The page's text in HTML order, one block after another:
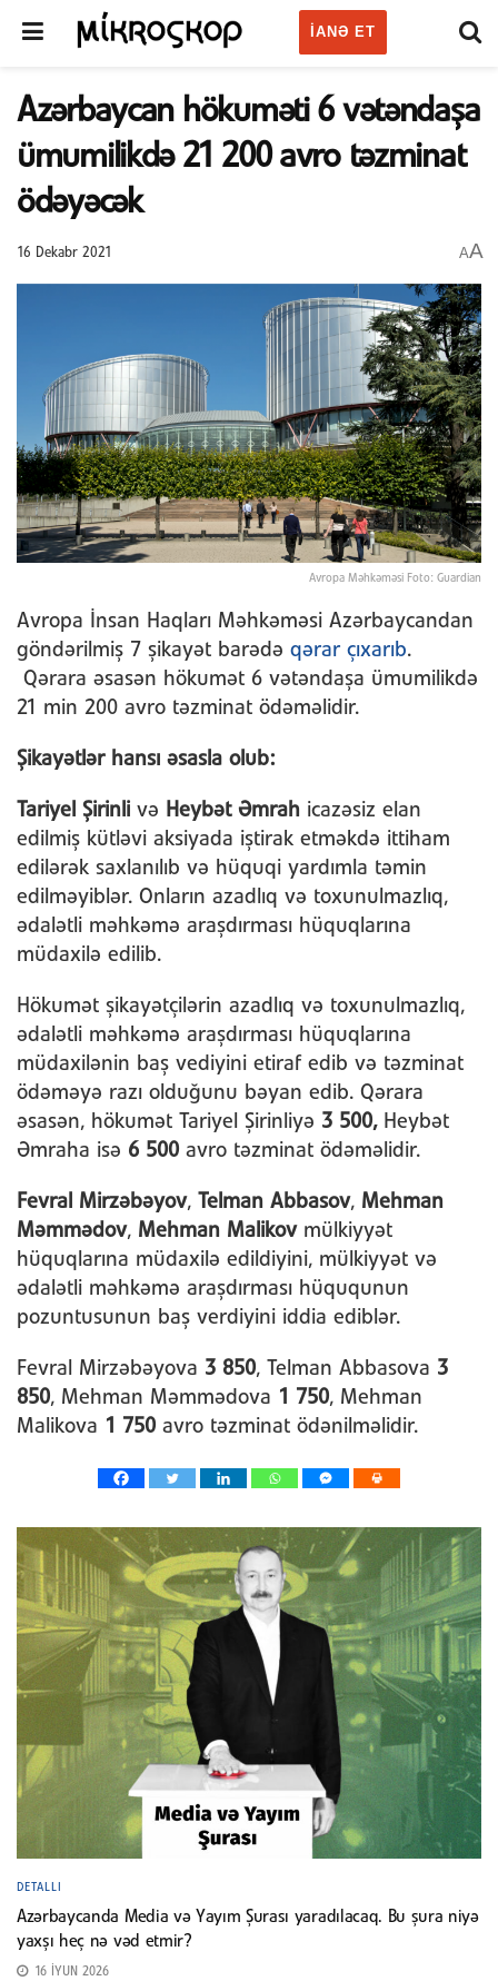
IANƏ ET
Azərbaycan hökuməti 6 vətəndaşa
ümumilikdə 21 200 avro təzminat
ödəyəcək
16 Dekabr 2021 AA
Avropa Məhkəməsi Foto: Guardian
Avropa İnsan Haqları Məhkəməsi Azərbaycandan
göndərilmiş 7 şikayət barədə qərar çıxarıb.
Qərara əsasən hökumət 6 vətəndaşa ümumilikdə
21 min 200 avro təzminat ödəməlidir.
Şikayətlər hansı əsasla olub:
Tariyel Şirinli və Heybət Əmrah icazəsiz elan
edilmiş kütləvi aksiyada iştirak etməkdə ittiham
edilərək saxlanılıb və hüquqi yardımla təmin
edilməyiblər. Onların azadlıq və toxunulmazlıq,
ədalətli məhkəmə araşdırması hüquqlarına
müdaxilə edilib.
Hökumət şikayətçilərin azadlıq və toxunulmazlıq,
ədalətli məhkəmə araşdırması hüquqlarına
müdaxilənin baş vediyini etiraf edib və təzminat
ödəməyə razı olduğunu bəyan edib. Qərara
əsasən, hökumət Tariyel Şirinliyə 3 500,Heybət
Əmraha isə 6 500 avro təzminat ödəməlidir.
Fevral Mirzəbəyov, Telman Abbasov, Mehman
Məmmədov, Mehman Malikovmülkiyyət
hüquqlarına müdaxilə edildiyini, mülkiyyət və
ədalətli məhkəmə araşdırması hüququnun
pozuntusunun baş verdiyini iddia ediblər.
Fevral Mirzəbəyova 3 850, Telman Abbasova 3
850, Mehman Məmmədova 1 750, Mehman
Malikova 1 750 avro təzminat ödənilməlidir.
DETALLI
Azərbaycanda Media və Yayım Şurası yaradılacaq. Bu şura niyə
yaxşı heç nə vəd etmir?
16 İYUN 2026